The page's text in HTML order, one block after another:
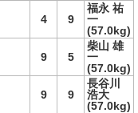
4 9
福永 祐
一
(57.0kg)
9 5
柴山 雄
一
(57.0kg)
9 9
長谷川
浩大
(57.0kg)